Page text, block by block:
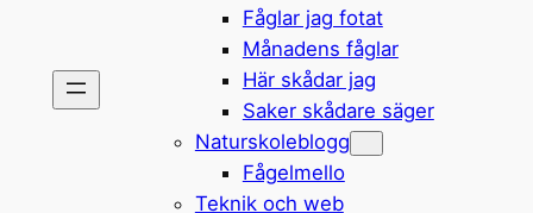
Fåglar jag fotat
Månadens fåglar
Här skådar jag
Saker skådare säger
Naturskoleblogg
Fågelmello
Teknik och web